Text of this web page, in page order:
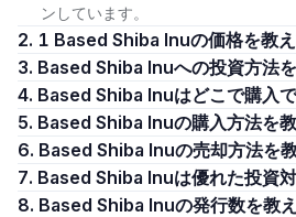
ンしています。
2. 1 Based Shiba Inuの価格を教
3. Based Shiba Inuへの投資方法
4. Based Shiba Inuはどこで購入
5. Based Shiba Inuの購入方法を
6. Based Shiba Inuの売却方法を
7. Based Shiba Inuは優れた投資
8. Based Shiba Inuの発行数を教